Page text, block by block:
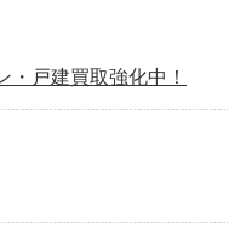
戸建買取強化中！